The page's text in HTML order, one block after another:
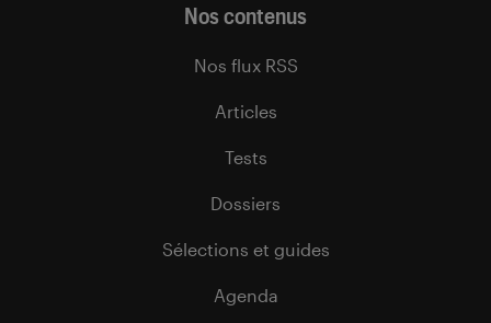
Nos contenus
Nos flux RSS
Articles
Tests
Dossiers
Sélections et guides
Agenda